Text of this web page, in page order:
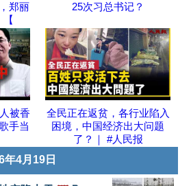
郑丽
【
25次习总书记？
被香
手当
全民正在返贫，各行业陷入
困境，中国经济出大问题
了？｜ #人民报
年4月19日